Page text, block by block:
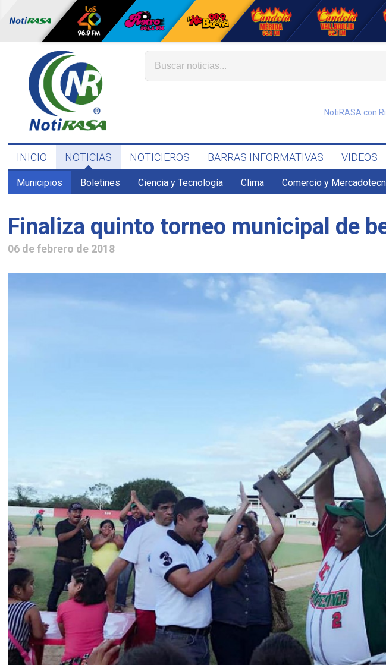
NotiRASA con
INICIO NOTICIAS NOTICIEROS BARRAS INFORMATIVAS VIDEOS
Municipios Boletines Ciencia y Tecnología Clima Comercio y
Finaliza quinto torneo municipal de
06 de febrero de 2018